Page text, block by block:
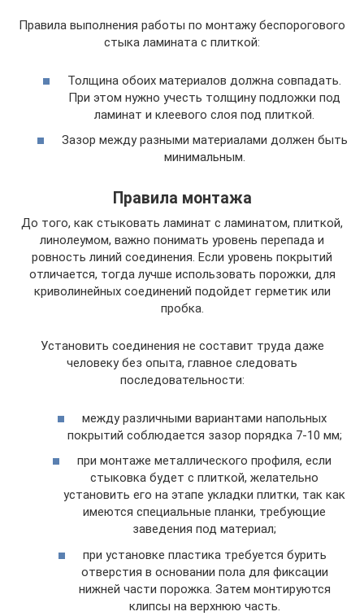
Правила выполнения работы по монтажу беспорогового
стыка ламината с плиткой:
Толщина обоих материалов должна совпадать.
При этом нужно учесть толщину подложки под
ламинат и клеевого слоя под плиткой.
Зазор между разными материалами должен быть
минимальным.
Правила монтажа
До того, как стыковать ламинат с ламинатом, плиткой,
линолеумом, важно понимать уровень перепада и
ровность линий соединения. Если уровень покрытий
отличается, тогда лучше использовать порожки, для
криволинейных соединений подойдет герметик или
пробка.
Установить соединения не составит труда даже
человеку без опыта, главное следовать
последовательности:
между различными вариантами напольных
покрытий соблюдается зазор порядка 7-10 мм;
при монтаже металлического профиля, если
стыковка будет с плиткой, желательно
установить его на этапе укладки плитки, так как
имеются специальные планки, требующие
заведения под материал;
при установке пластика требуется бурить
отверстия в основании пола для фиксации
нижней части порожка. Затем монтируются
клипсы на верхнюю часть.